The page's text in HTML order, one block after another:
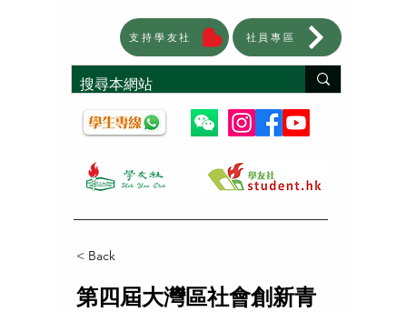
支持學友社 社員專區
< Back
第四屆大灣區社會創新青